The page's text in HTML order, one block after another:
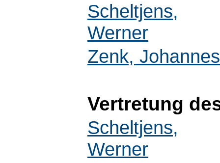
Scheltjens,
Werner
Zenk, Johannes
Vertretung
Scheltjens,
Werner